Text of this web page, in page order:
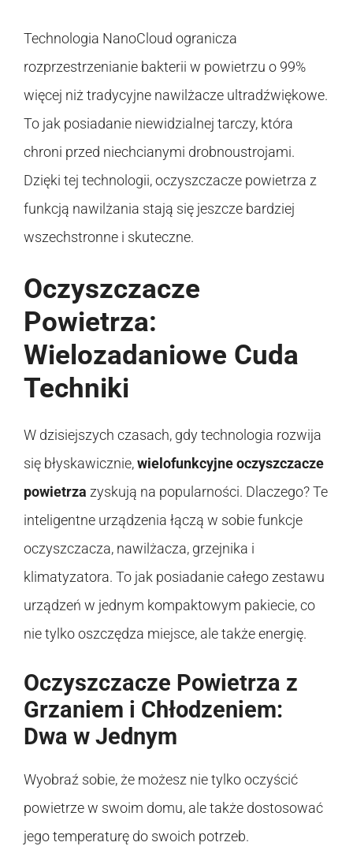
Technologia NanoCloud ogranicza
rozprzestrzenianie bakterii w powietrzu o 99%
więcej niż tradycyjne nawilżacze ultradźwiękowe.
To jak posiadanie niewidzialnej tarczy, która
chroni przed niechcianymi drobnoustrojami.
Dzięki tej technologii, oczyszczacze powietrza z
funkcją nawilżania stają się jeszcze bardziej
wszechstronne i skuteczne.
Oczyszczacze
Powietrza:
Wielozadaniowe Cuda
Techniki
W dzisiejszych czasach, gdy technologia rozwija
się błyskawicznie,wielofunkcyjne oczyszczacze
powietrza zyskują na popularności. Dlaczego? Te
inteligentne urządzenia łączą w sobie funkcje
oczyszczacza, nawilżacza, grzejnika i
klimatyzatora. To jak posiadanie całego zestawu
urządzeń w jednym kompaktowym pakiecie, co
nie tylko oszczędza miejsce, ale także energię.
Oczyszczacze Powietrza z
Grzaniem i Chłodzeniem:
Dwa w Jednym
Wyobraź sobie, że możesz nie tylko oczyścić
powietrze w swoim domu, ale także dostosować
jego temperaturę do swoich potrzeb.